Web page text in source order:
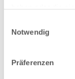
Notwendig
Präferenzen
Nutzung und
Mit dem